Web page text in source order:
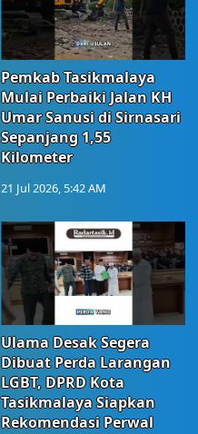
Pemkab Tasikmalaya
Mulai Perbaiki Jalan KH
Umar Sanusi di Sirnasari
Sepanjang 1,55
Kilometer
21 Jul 2026, 5:42 AM
Ulama Desak Segera
Dibuat Perda Larangan
LGBT, DPRD Kota
Tasikmalaya Siapkan
Rekomendasi Perwal